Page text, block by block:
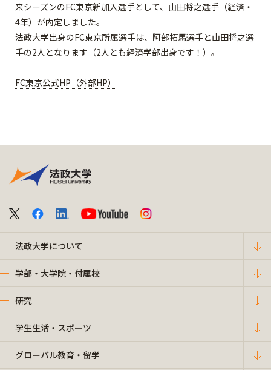
来シーズンのFC東京新加入選手として、山田将之選手（経済・
4年）が内定しました。
法政大学出身のFC東京所属選手は、阿部拓馬選手と山田将之選
手の2人となります（2人とも経済学部出身です！）。
FC東京公式HP（外部HP）
法政大学について
学部・大学院・付属校
研究
学生生活・スポーツ
グローバル教育・留学